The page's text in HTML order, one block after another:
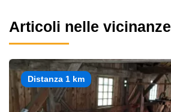
Articoli nelle vicinanze
Distanza 1 km